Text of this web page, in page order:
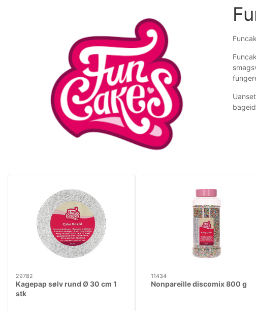
29782
Kagepap sølv rund Ø 30 cm 1
stk
11434
Nonpareille discomix 800 g